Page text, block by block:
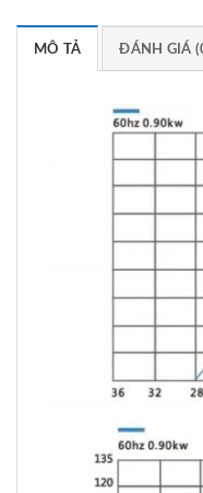
MÔ TẢ ĐÁNH GIÁ